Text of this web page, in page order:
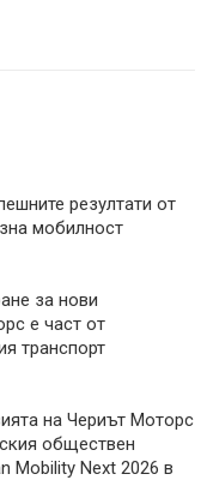
резултати от
мобилност
за нови
е част от
транспорт
на Чериът Моторс
обществен
Mobility Next 2026 в